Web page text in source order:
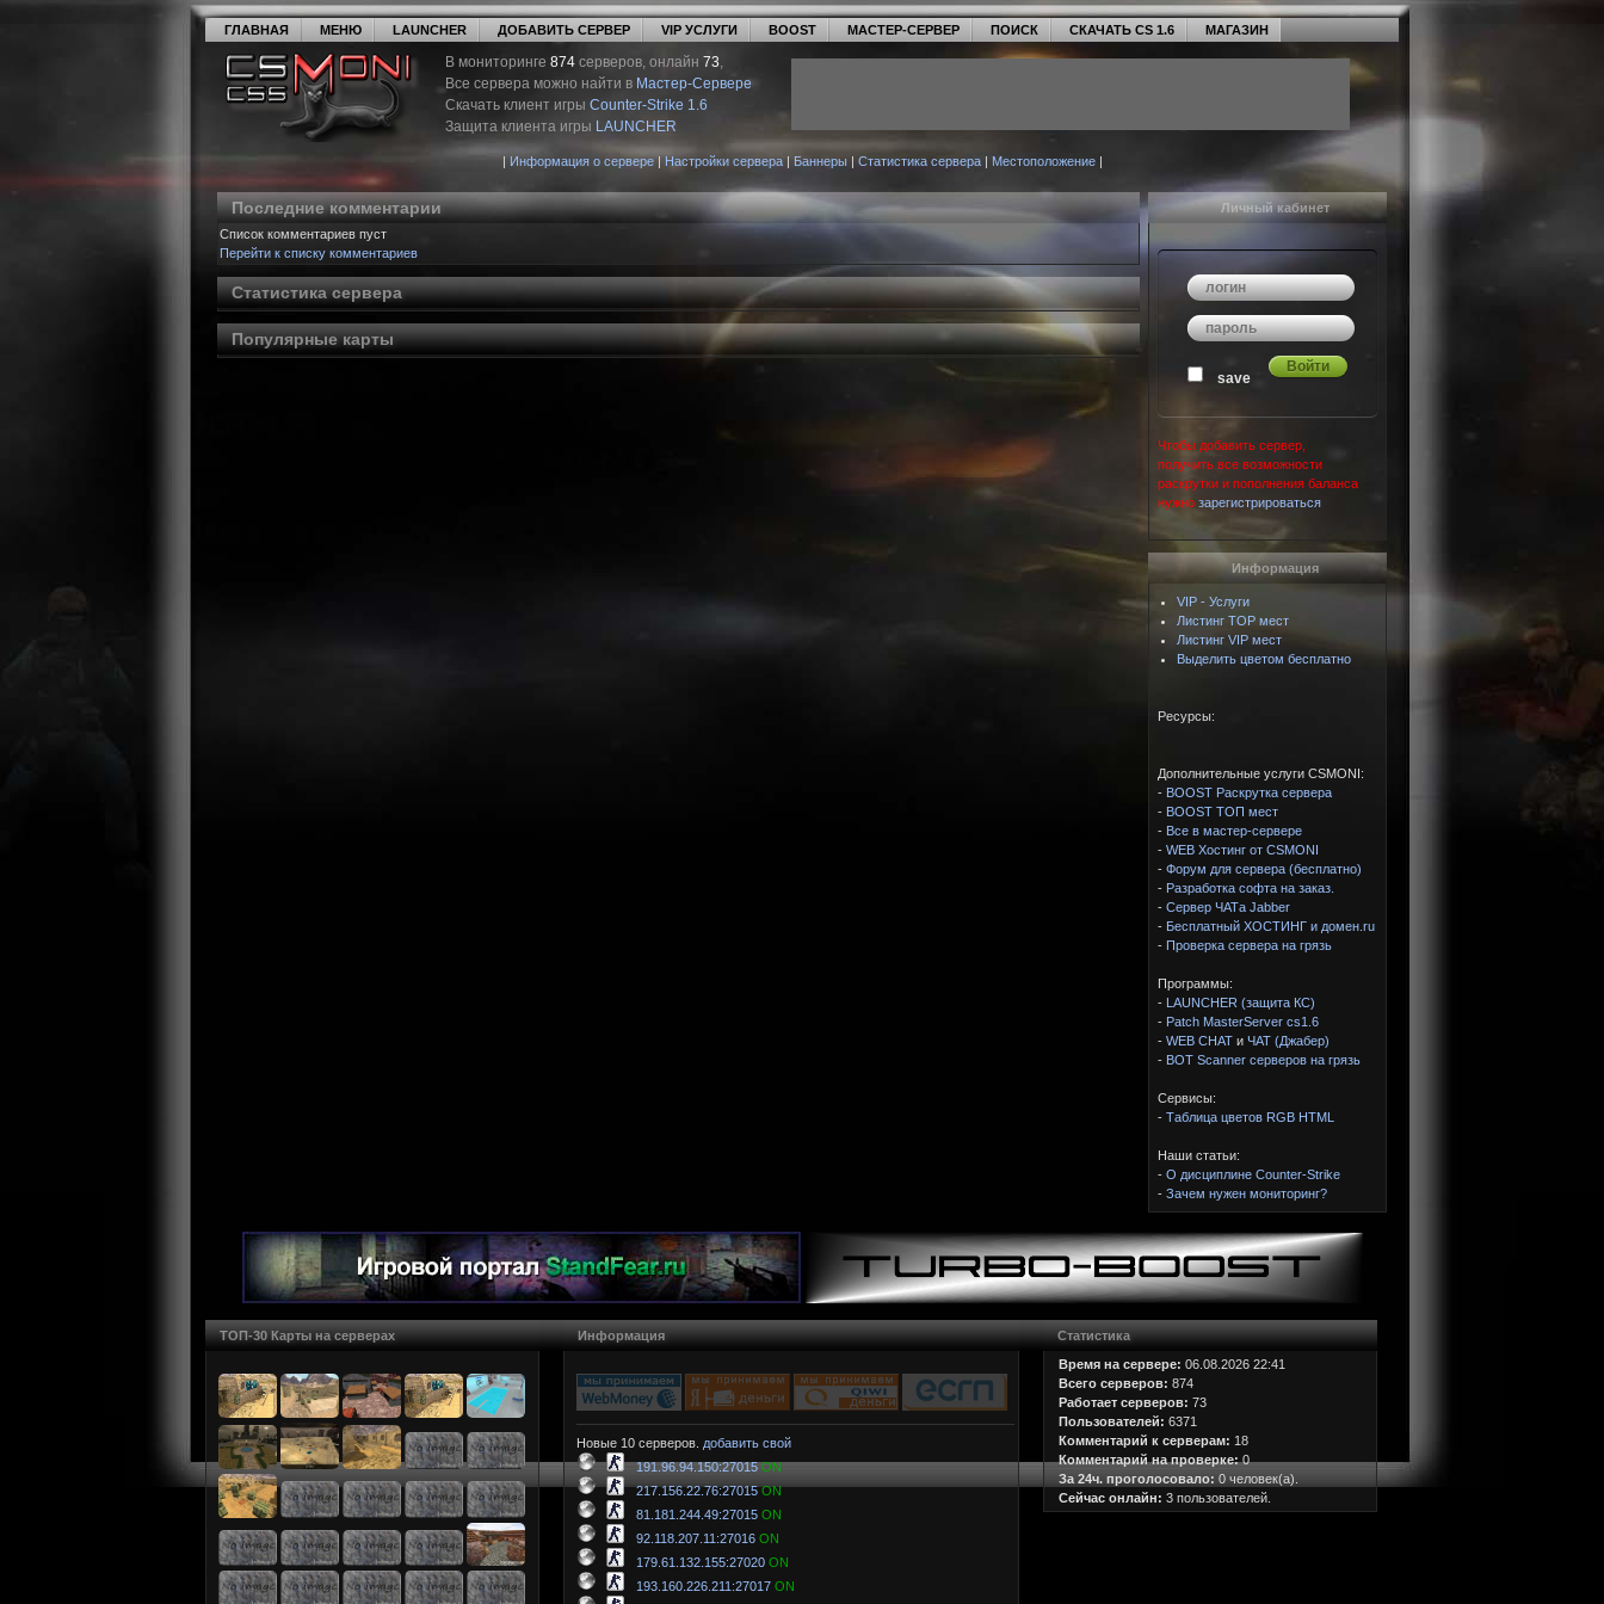
ГЛАВНАЯ МЕНЮ LAUNCHER ДОБАВИТЬ СЕРВЕР VIP УСЛУГИ BOOST МАСТЕР-СЕРВЕР ПОИСК СКАЧАТЬ CS 1.6 МАГАЗИН
В мониторинге 874 серверов, онлайн 73,
Все сервера можно найти в Мастер-Сервере
Скачать клиент игры Counter-Strike 1.6
Защита клиента игры LAUNCHER
| Информация о сервере| Настройки сервера| Баннеры| Статистика сервера| Местоположение|
Последние комментарии
Список комментариев пуст
Перейти к списку комментариев
Статистика сервера
Популярные карты
Личный кабинет
save
Чтобы добавить сервер,
получить все возможности
раскрутки и пополнения баланса
нужно зарегистрироваться
Информация
VIP - Услуги
Листинг TOP мест
Листинг VIP мест
Выделить цветом бесплатно
Ресурсы:
Дополнительные услуги CSMONI:
- BOOST Раскрутка сервера
- BOOST ТОП мест
- Все в мастер-сервере
- WEB Хостинг от CSMONI
- Форум для сервера (бесплатно)
- Разработка софта на заказ.
- Сервер ЧАТа Jabber
- Бесплатный ХОСТИНГ и домен.ru
- Проверка сервера на грязь
Программы:
- LAUNCHER (защита КС)
- Patch MasterServer cs1.6
- WEB CHAT и ЧАТ (Джабер)
- BOT Scanner серверов на грязь
Сервисы:
- Таблица цветов RGB HTML
Наши статьи:
- О дисциплине Counter-Strike
- Зачем нужен мониторинг?
ТОП-30 Карты на серверах Информация
Новые 10 серверов. добавить свой
191.96.94.150:27015ON
217.156.22.76:27015ON
81.181.244.49:27015 ON
92.118.207.11:27016 ON
179.61.132.155:27020 ON
193.160.226.211:27017 ON
Статистика
Время на сервере: 06.08.2026 22:41
Всего серверов: 874
Работает серверов: 73
Пользователей: 6371
Комментарий к серверам: 18
Комментарий на проверке:0
За 24ч. проголосовало: 0 человек(а).
Сейчас онлайн: 3 пользователей.